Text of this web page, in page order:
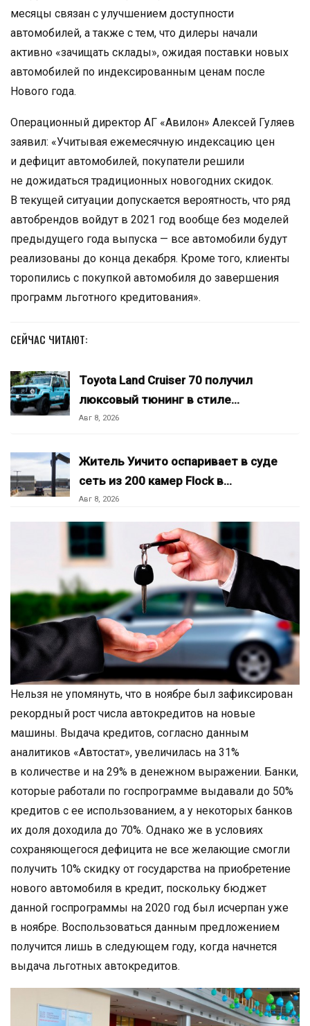
месяцы связан с улучшением доступности
автомобилей, а также с тем, что дилеры начали
активно «зачищать склады», ожидая поставки новых
автомобилей по индексированным ценам после
Нового года.
Операционный директор АГ «Авилон» Алексей Гуляев
заявил: «Учитывая ежемесячную индексацию цен
и дефицит автомобилей, покупатели решили
не дожидаться традиционных новогодних скидок.
В текущей ситуации допускается вероятность, что ряд
автобрендов войдут в 2021 год вообще без моделей
предыдущего года выпуска — все автомобили будут
реализованы до конца декабря. Кроме того, клиенты
торопились с покупкой автомобиля до завершения
программ льготного кредитования».
СЕЙЧАС ЧИТАЮТ:
Toyota Land Cruiser 70 получил
люксовый тюнинг в стиле…
Авг 8, 2026
Житель Уичито оспаривает в суде
сеть из 200 камер Flock в…
Авг 8, 2026
Нельзя не упомянуть, что в ноябре был зафиксирован
рекордный рост числа автокредитов на новые
машины. Выдача кредитов, согласно данным
аналитиков «Автостат», увеличилась на 31%
в количестве и на 29% в денежном выражении. Банки,
которые работали по госпрограмме выдавали до 50%
кредитов с ее использованием, а у некоторых банков
их доля доходила до 70%. Однако же в условиях
сохраняющегося дефицита не все желающие смогли
получить 10% скидку от государства на приобретение
нового автомобиля в кредит, поскольку бюджет
данной госпрограммы на 2020 год был исчерпан уже
в ноябре. Воспользоваться данным предложением
получится лишь в следующем году, когда начнется
выдача льготных автокредитов.